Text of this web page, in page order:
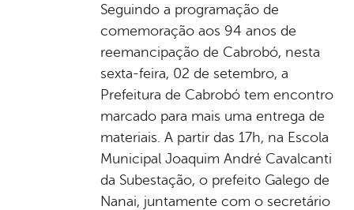
Seguindo a programação de
comemoração aos 94 anos de
reemancipação de Cabrobó, nesta
sexta-feira, 02 de setembro, a
Prefeitura de Cabrobó tem encontro
marcado para mais uma entrega de
materiais. A partir das 17h, na Escola
Municipal Joaquim André Cavalcanti
da Subestação, o prefeito Galego de
Nanai, juntamente com o secretário